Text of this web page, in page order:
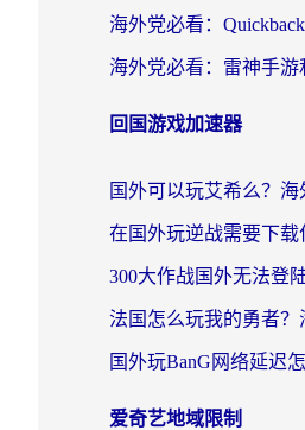
回国游戏加速器
爱奇艺地域限制